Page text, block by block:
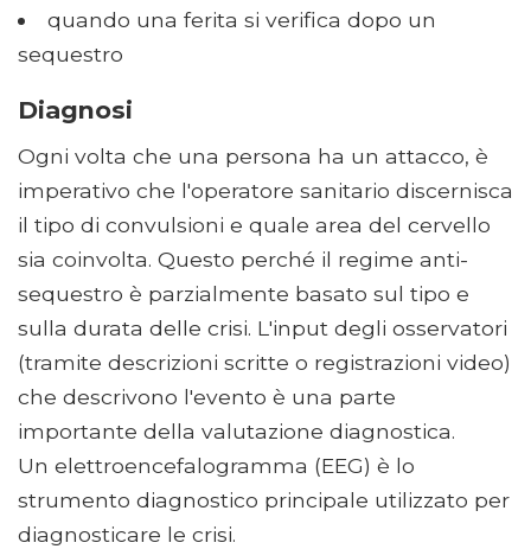
quando una ferita si verifica dopo un
sequestro
Diagnosi
Ogni volta che una persona ha un attacco, è
imperativo che l'operatore sanitario discernisca
il tipo di convulsioni e quale area del cervello
sia coinvolta. Questo perché il regime anti-
sequestro è parzialmente basato sul tipo e
sulla durata delle crisi. L'input degli osservatori
(tramite descrizioni scritte o registrazioni video)
che descrivono l'evento è una parte
importante della valutazione diagnostica.
Un elettroencefalogramma (EEG) è lo
strumento diagnostico principale utilizzato per
diagnosticare le crisi.